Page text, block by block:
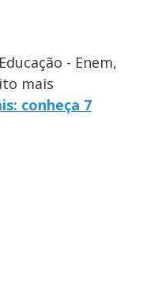
- Enem,
mais
conheça 7